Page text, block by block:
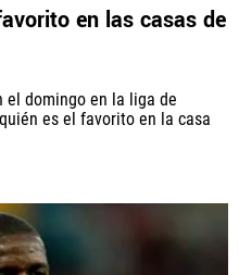
en las casas de
el domingo en la liga de
es el favorito en la casa